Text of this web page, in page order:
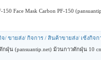
Mask Carbon PF-150
จ/ ขายส่ง/ กิจการ / สินค้าขายส่ง/ เซ้งกิจ
น (pansuantip.net) ม้วนกาวดักฝุ่น 10